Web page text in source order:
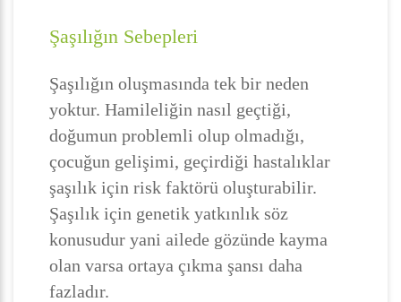
Şaşılığın Sebepleri
Şaşılığın oluşmasında tek bir neden
yoktur. Hamileliğin nasıl geçtiği,
doğumun problemli olup olmadığı,
çocuğun gelişimi, geçirdiği hastalıklar
şaşılık için risk faktörü oluşturabilir.
Şaşılık için genetik yatkınlık söz
konusudur yani ailede gözünde kayma
olan varsa ortaya çıkma şansı daha
fazladır.